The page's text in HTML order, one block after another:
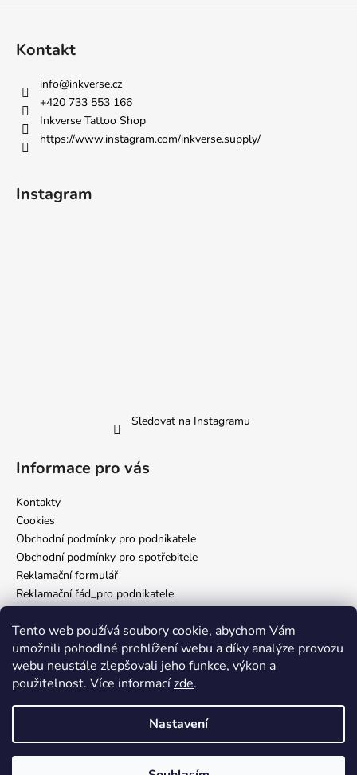
Tento web používá soubory cookie, abychom Vám
umožnili pohodlné prohlížení webu a díky analýze provozu
webu neustále zlepšovali jeho funkce, výkon a
použitelnost. Více informacízde.
Nastavení
Vítej v Inkverse! 🖤 Jsme rádi, že jsi tady. Věříme, že u nás najdeš vše,
co potřebuješ. Doručení obvykle do 2 dnů od odeslání objednávky.
Kontakt
info@inkverse.cz
+420 733 553 166
Inkverse Tattoo Shop
https://www.instagram.com/inkverse.supply/
Instagram
Sledovat na Instagramu
Informace pro vás
Kontakty
Cookies
Obchodní podmínky pro podnikatele
Obchodní podmínky pro spotřebitele
Reklamační formulář
Reklamační řád_pro podnikatele
Zásady ochrany osobních údajů